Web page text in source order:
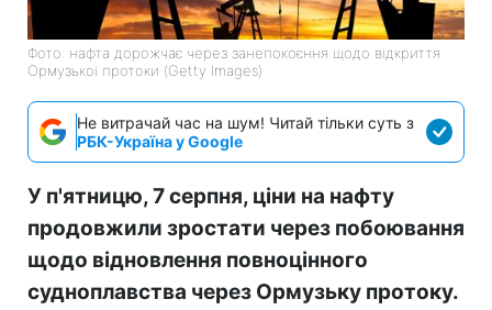
Фото: нафта дорожчає через занепокоєння щодо відкриття
Ормузької протоки (Getty Images)
Не витрачай час на шум! Читай тільки суть з
РБК-Україна у Google
У п'ятницю, 7 серпня, ціни на нафту
продовжили зростати через побоювання
щодо відновлення повноцінного
судноплавства через Ормузьку протоку.